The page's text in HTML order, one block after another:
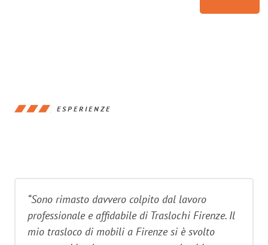
ESPERIENZE
“Sono rimasto davvero colpito dal lavoro
professionale e affidabile di Traslochi Firenze. Il
mio trasloco di mobili a Firenze si è svolto